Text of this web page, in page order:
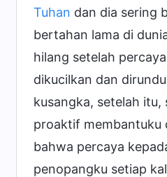
Tuhan dan dia sering
bertahan lama di
hilang setelah
dikucilkan dan
kusangka, setelah itu,
proaktif membantuku
bahwa percaya
penopangku setiap